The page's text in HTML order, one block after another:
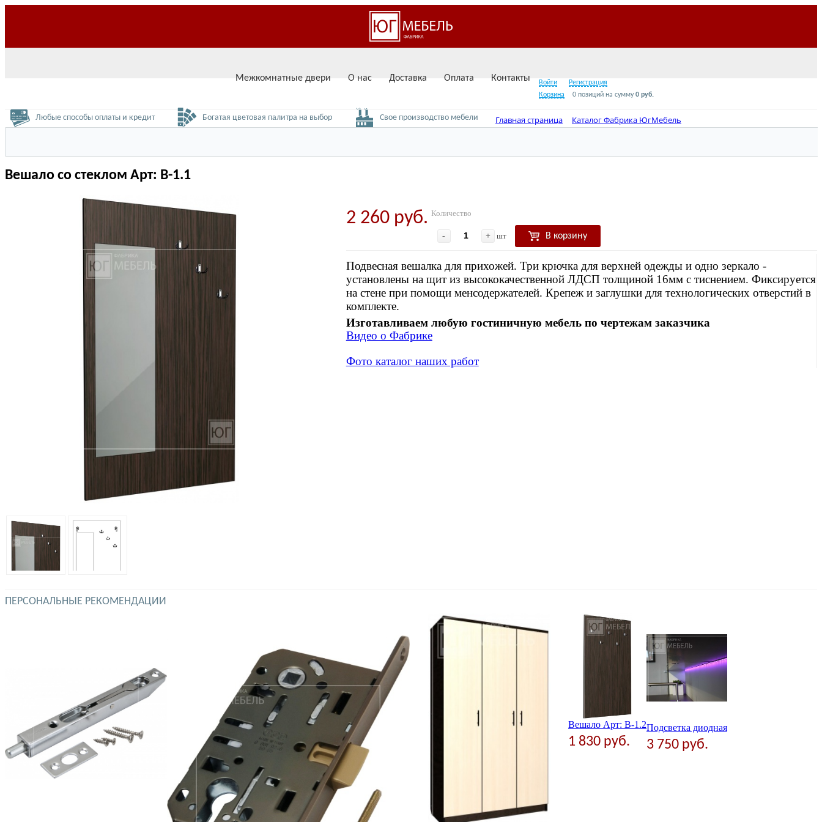
Межкомнатные двери О нас Доставка Оплата Контакты Войти
Регистрация
Корзина
0 позиций на сумму0 руб.
Любые способы оплаты и кредит Богатая цветовая палитра на выбор Свое производство мебели Главная страница
Каталог Фабрика ЮгМебель
Вешало со стеклом Арт: В-1.1
2 260 руб. Количество
- + шт В корзину
Подвесная вешалка для прихожей. Три крючка для верхней одежды и одно зеркало -
установлены на щит из высококачественной ЛДСП толщиной 16мм с тиснением. Фиксируется
на стене при помощи менсодержателей. Крепеж и заглушки для технологических отверстий в
комплекте.
Изготавливаем любую гостиничную мебель по чертежам заказчика
Видео о Фабрике
Фото каталог наших работ
ПЕРСОНАЛЬНЫЕ РЕКОМЕНДАЦИИ
Вешало Арт: В-1.2
1 830 руб.
Подсветка диодная
3 750 руб.